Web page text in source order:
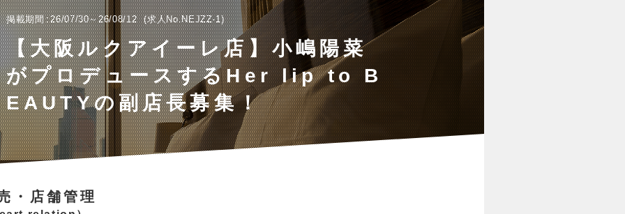
掲載期間 26/07/30～26/08/12 求人No.NEJZZ-1
【大阪ルクアイーレ店】小嶋陽菜
がプロデュースするHer lip to B
EAUTYの副店長募集！
・店舗管理